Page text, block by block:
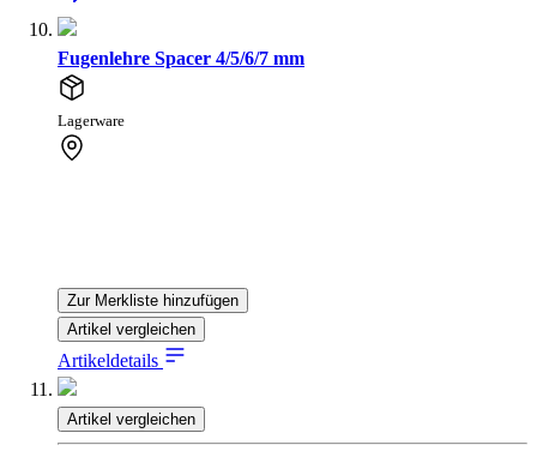
Fugenlehre Spacer 4/5/6/7 mm
Lagerware
Zur Merkliste hinzufügen
Artikel vergleichen
Artikeldetails
Artikel vergleichen